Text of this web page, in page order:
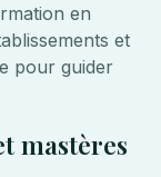
en
et
pour guider
mastères